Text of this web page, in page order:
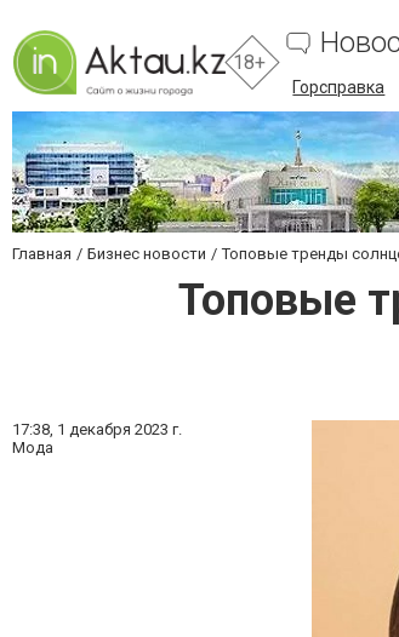
18+
Горсправка
Главная Бизнес новости Топовые тренды
Топовые
17:38, 1 декабря 2023 г.
Мода